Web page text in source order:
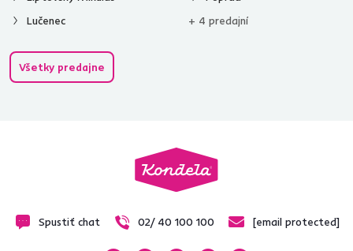
Lučenec
+ 4 predajní
Všetky predajne
Spustiť chat 02/ 40 100 100 [email protected]